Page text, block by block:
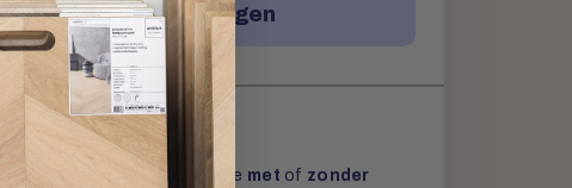
Sample aanvragen
aanvragen
een vrijblijvende offerte met of zonder